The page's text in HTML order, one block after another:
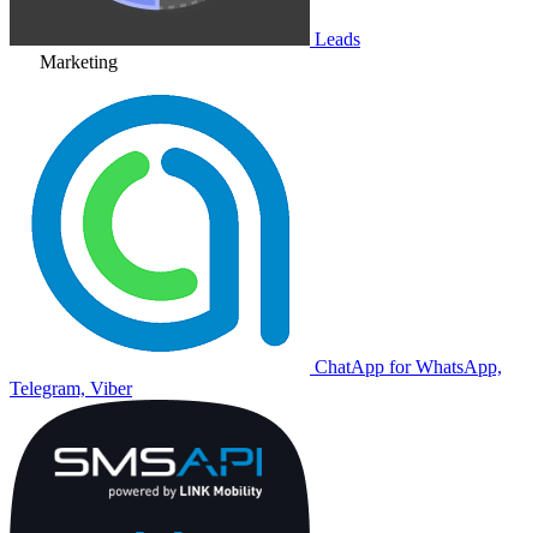
Leads
Marketing
ChatApp for WhatsApp,
Telegram, Viber